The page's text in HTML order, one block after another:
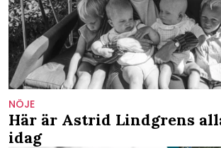
NÖJE
Här är Astrid Lindgrens
idag